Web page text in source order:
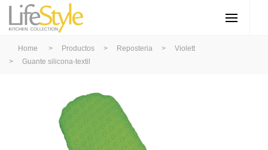
Home > Productos > Reposteria >
Violett
>
Guante silicona-textil